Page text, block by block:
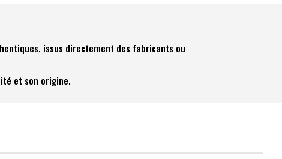
issus directement des fabricants ou
et son origine.